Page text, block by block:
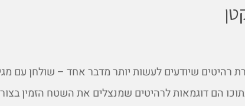
רהיטים שיודעים לעשות יותר מדבר אחד – שולחן עם
הם דוגמאות לרהיטים שמנצלים את השטח הזמין